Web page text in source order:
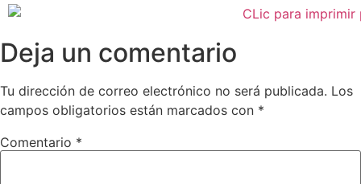
Deja un comentario
Tu dirección de correo electrónico no será publicada. Los
campos obligatorios están marcados con *
Comentario *